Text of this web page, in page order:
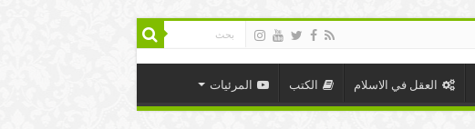
العقل في الاسلام الكتب المرئيات